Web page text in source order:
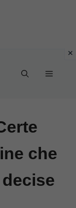
Menu
che